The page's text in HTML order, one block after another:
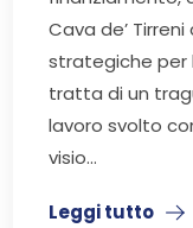
Cava de’
strategiche per
tratta di un
lavoro svolto
visio...
Leggi tutto